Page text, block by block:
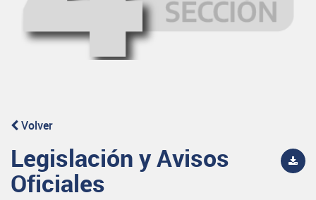
Volver
Legislación y Avisos
Oficiales